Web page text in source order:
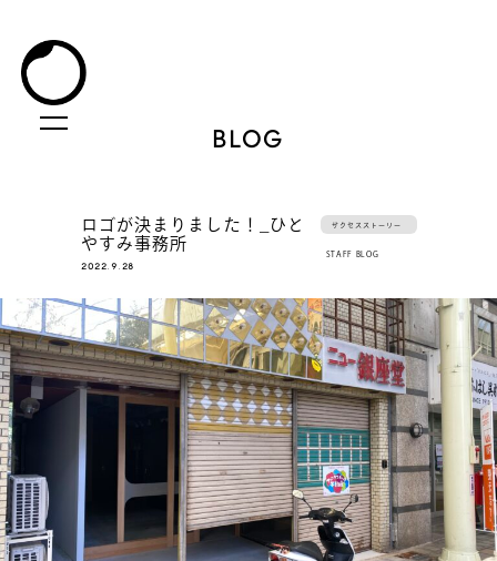
BLOG
ロゴが決まりました！_ひと
やすみ事務所
2022.9.28
サクセスストーリー
STAFF BLOG